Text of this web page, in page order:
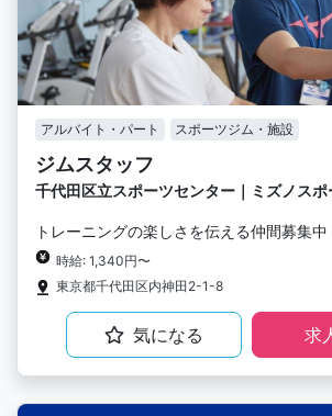
アルバイト・パート スポーツジム・施設
ジムスタッフ
千代田区立スポーツセンター｜ミズノスポ
トレーニングの楽しさを伝える仲間募集中
時給: 1,340円〜
東京都千代田区内神田2-1-8
気になる 求